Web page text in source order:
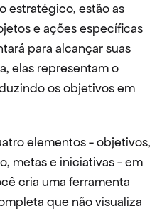
estratégico, estão as
e ações específicas
para alcançar suas
elas representam o
os objetivos em
elementos - objetivos,
metas e iniciativas - em
cria uma ferramenta
que não visualiza